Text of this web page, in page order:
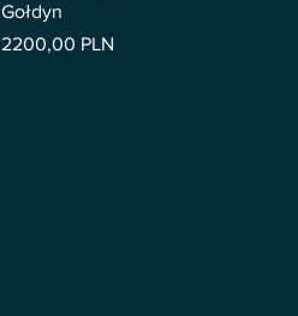
Gołdyn
Precio
2200,00 PLN